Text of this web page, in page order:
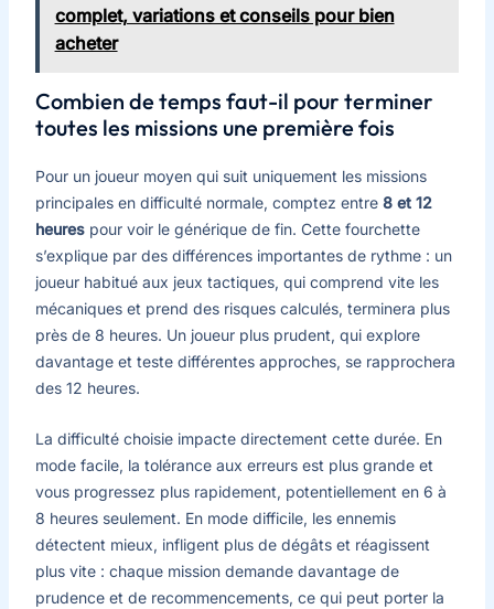
complet, variations et conseils pour bien
acheter
Combien de temps faut-il pour terminer
toutes les missions une première fois
Pour un joueur moyen qui suit uniquement les missions
principales en difficulté normale, comptez entre 8 et 12
heurespour voir le générique de fin. Cette fourchette
s’explique par des différences importantes de rythme : un
joueur habitué aux jeux tactiques, qui comprend vite les
mécaniques et prend des risques calculés, terminera plus
près de 8 heures. Un joueur plus prudent, qui explore
davantage et teste différentes approches, se rapprochera
des 12 heures.
La difficulté choisie impacte directement cette durée. En
mode facile, la tolérance aux erreurs est plus grande et
vous progressez plus rapidement, potentiellement en 6 à
8 heures seulement. En mode difficile, les ennemis
détectent mieux, infligent plus de dégâts et réagissent
plus vite : chaque mission demande davantage de
prudence et de recommencements, ce qui peut porter la